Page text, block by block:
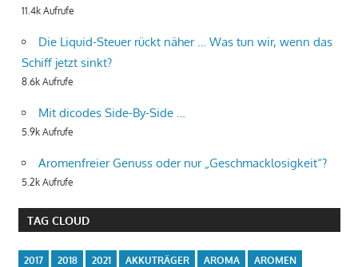
11.4k Aufrufe
Die Liquid-Steuer rückt näher … Was tun wir, wenn das
Schiff jetzt sinkt?
8.6k Aufrufe
Mit dicodes Side-By-Side …
5.9k Aufrufe
Aromenfreier Genuss oder nur „Geschmacklosigkeit“?
5.2k Aufrufe
TAG CLOUD
2017 2018 2021 AKKUTRÄGER AROMA
AROMEN